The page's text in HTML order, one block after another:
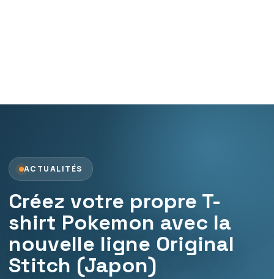
ACTUALITÉS
Créez votre propre T-
shirt Pokemon avec la
nouvelle ligne Original
Stitch (Japon)